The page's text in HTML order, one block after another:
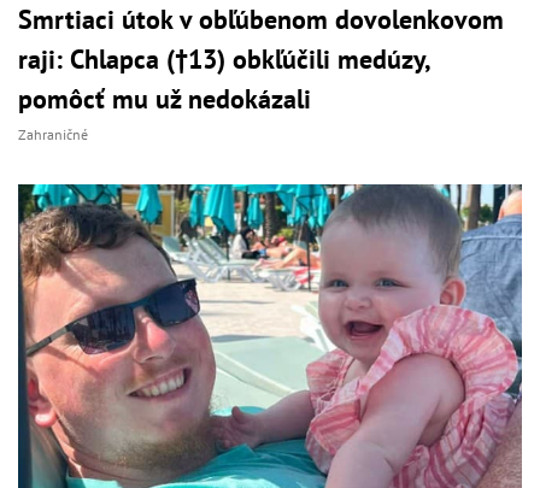
Smrtiaci útok v obľúbenom dovolenkovom
raji: Chlapca (†13) obkľúčili medúzy,
pomôcť mu už nedokázali
Zahraničné